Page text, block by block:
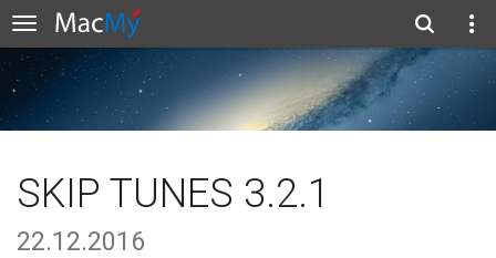
SKIP TUNES 3.2.1
22.12.2016